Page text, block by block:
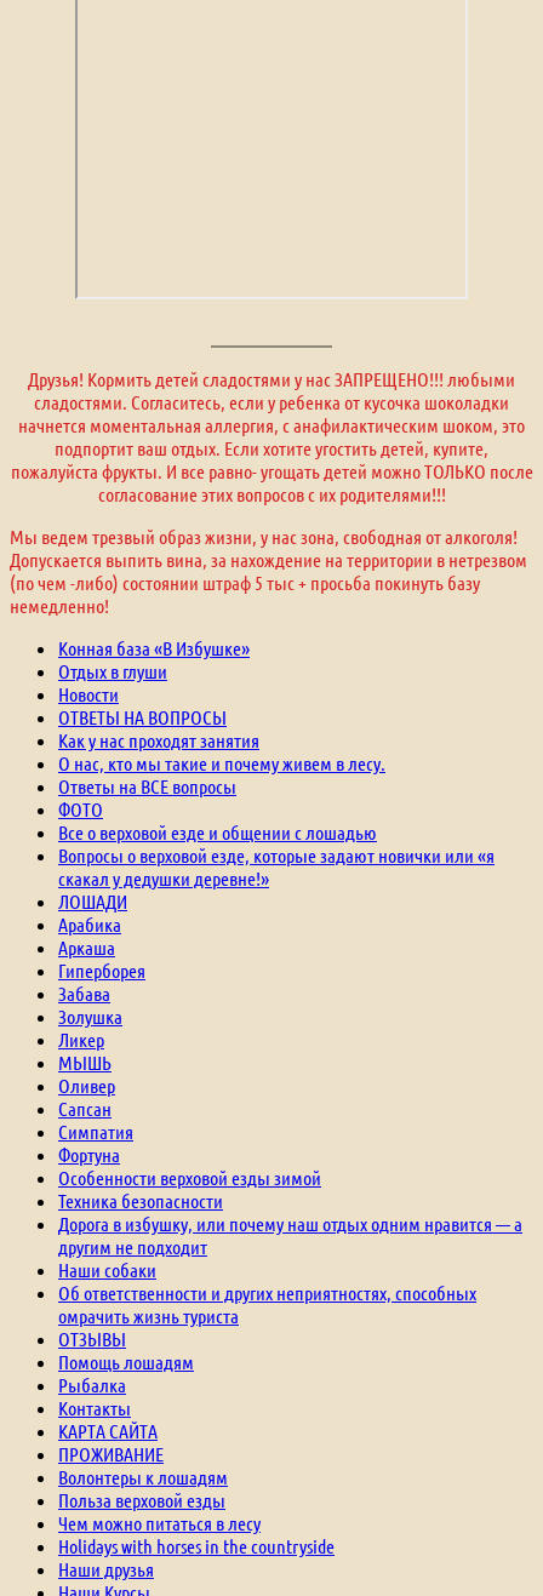
Друзья! Кормить детей сладостями у нас ЗАПРЕЩЕНО!!! любыми
сладостями. Согласитесь, если у ребенка от кусочка шоколадки
начнется моментальная аллергия, с анафилактическим шоком, это
подпортит ваш отдых. Если хотите угостить детей, купите,
пожалуйста фрукты. И все равно- угощать детей можно ТОЛЬКО после
согласование этих вопросов с их родителями!!!
Мы ведем трезвый образ жизни, у нас зона, свободная от алкоголя!
Допускается выпить вина, за нахождение на территории в нетрезвом
(по чем -либо) состоянии штраф 5 тыс + просьба покинуть базу
немедленно!
Конная база «В Избушке»
Отдых в глуши
Новости
ОТВЕТЫ НА ВОПРОСЫ
Как у нас проходят занятия
О нас, кто мы такие и почему живем в лесу.
Ответы на ВСЕ вопросы
ФОТО
Все о верховой езде и общении с лошадью
Вопросы о верховой езде, которые задают новички или «я
скакал у дедушки деревне!»
ЛОШАДИ
Арабика
Аркаша
Гиперборея
Забава
Золушка
Ликер
МЫШЬ
Оливер
Сапсан
Симпатия
Фортуна
Особенности верховой езды зимой
Техника безопасности
Дорога в избушку, или почему наш отдых одним нравится — а
другим не подходит
Наши собаки
Об ответственности и других неприятностях, способных
омрачить жизнь туриста
ОТЗЫВЫ
Помощь лошадям
Рыбалка
Контакты
КАРТА САЙТА
ПРОЖИВАНИЕ
Волонтеры к лошадям
Польза верховой езды
Чем можно питаться в лесу
Holidays with horses in the countryside
Наши друзья